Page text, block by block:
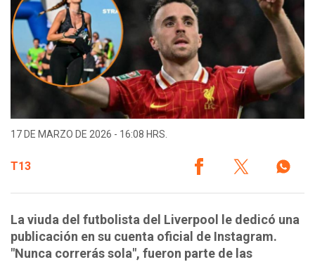
17 DE MARZO DE 2026 - 16:08 HRS.
T13
La viuda del futbolista del Liverpool le dedicó una
publicación en su cuenta oficial de Instagram.
"Nunca correrás sola", fueron parte de las